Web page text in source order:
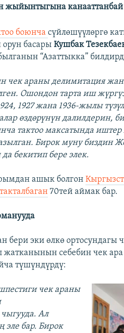
жыйынтыгына
боюнчасүйлөшүүлөргө
орун басарыКушбак
“Азаттыкка”
чек араны делимитация
Ошондон тарта иш
1927 жана 1936-жылы
өздөрүнүн далилдерин,
тактоо максатында иштер
Бирок муну биздин
бекитип бере элек.
ашык болгон
70тей аймак бар.
эки өлкө ортосундагы
себебин чек
түшүндүрдү:
чек араны
Ал
эле бар. Бирок